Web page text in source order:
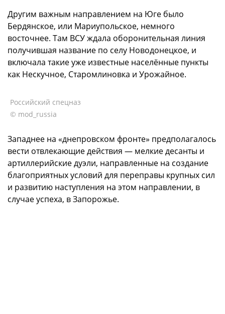
Другим важным направлением на Юге было
Бердянское, или Мариупольское, немного
восточнее. Там ВСУ ждала оборонительная линия
получившая название по селу Новодонецкое, и
включала такие уже известные населённые пункты
как Нескучное, Старомлиновка и Урожайное.
Российский спецназ
© mod_russia
Западнее на «днепровском фронте» предполагалось
вести отвлекающие действия — мелкие десанты и
артиллерийские дуэли, направленные на создание
благоприятных условий для переправы крупных сил
и развитию наступления на этом направлении, в
случае успеха, в Запорожье.